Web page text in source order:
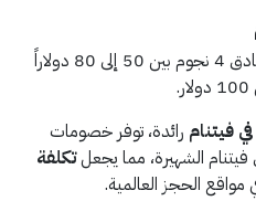
تتراوح أسعار الغرف المزدوجة في فنادق 4 نجوم بين 50 إلى 80 دولاراً
فيتنام رائدة، توفر خصومات
الشهيرة، مما يجعلتكلفة
مواقع الحجز العالمية.